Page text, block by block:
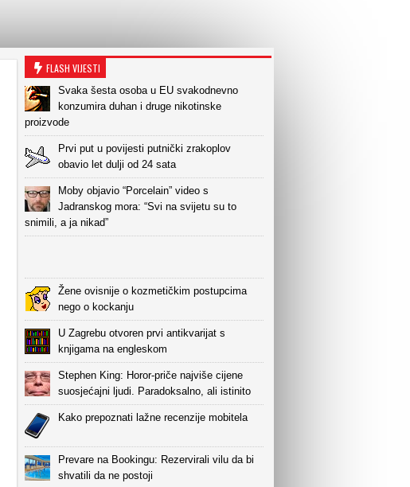
FLASH VIJESTI
Svaka šesta osoba u EU svakodnevno
konzumira duhan i druge nikotinske
proizvode
Prvi put u povijesti putnički zrakoplov
obavio let dulji od 24 sata
Moby objavio “Porcelain” video s
Jadranskog mora: “Svi na svijetu su to
snimili, a ja nikad”
Žene ovisnije o kozmetičkim postupcima
nego o kockanju
U Zagrebu otvoren prvi antikvarijat s
knjigama na engleskom
Stephen King: Horor-priče najviše cijene
suosjećajni ljudi. Paradoksalno, ali istinito
Kako prepoznati lažne recenzije mobitela
Prevare na Bookingu: Rezervirali vilu da bi
shvatili da ne postoji